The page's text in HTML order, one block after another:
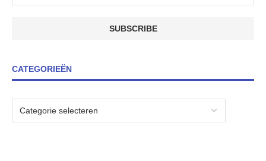
CATEGORIEËN